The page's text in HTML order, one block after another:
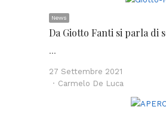
News
Da Giotto Fanti si parla di
…
27 Settembre 2021
Author
Carmelo De Luca